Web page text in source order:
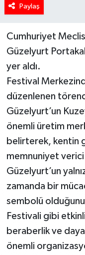
Paylaş
Cumhuriyet
Güzelyurt Portakal
yer aldı.
Festival
düzenlenen
Güzelyurt’un
önemli üretim
belirterek, kentin
memnuniyet
Güzelyurt’un
zamanda bir
sembolü
Festivali gibi
beraberlik ve
önemli